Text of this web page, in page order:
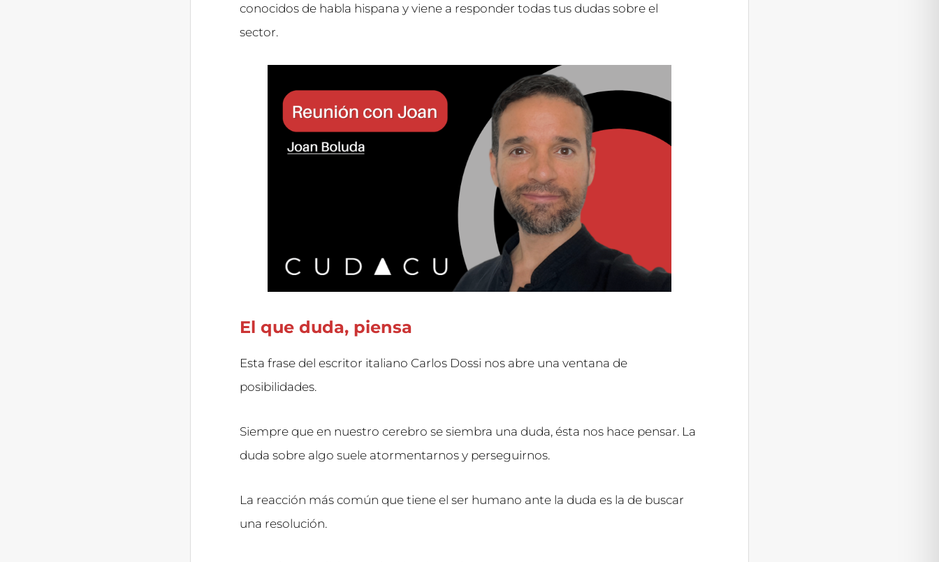
conocidos de habla hispana y viene a responder todas tus dudas sobre el
sector.
El que duda, piensa
Esta frase del escritor italiano Carlos Dossi nos abre una ventana de
posibilidades.
Siempre que en nuestro cerebro se siembra una duda, ésta nos hace pensar. La
duda sobre algo suele atormentarnos y perseguirnos.
La reacción más común que tiene el ser humano ante la duda es la de buscar
una resolución.